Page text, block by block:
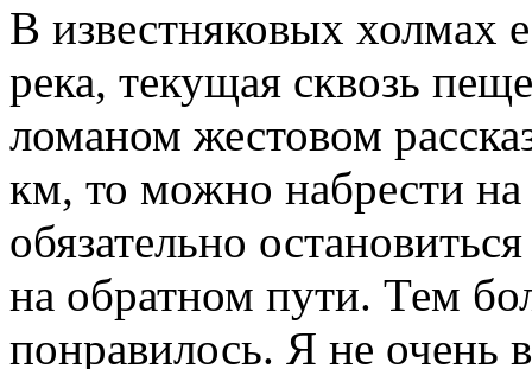
В известняковых холмах
река, текущая сквозь
ломаном жестовом
км, то можно набрести
обязательно
на обратном пути. Тем
понравилось. Я не очень